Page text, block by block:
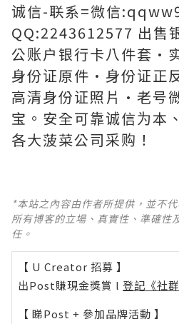
诚信-联系=微信
QQ:2243612577 出售
公账户银行卡八件套·
身份证原件·身份证正
高清身份证照片·老号
宝。安全可靠诚信为本
各大菠菜公司采购！
*本站之內容由作者所提供，並不
所有博客的立場、真實性、準確性
任。
【 U Creator 招募 】
出Post賺現金獎賞 l 登記《社
【 睇Post + 參加品牌活動 】